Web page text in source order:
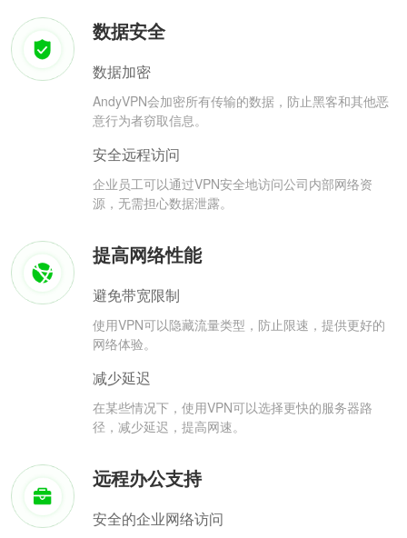
数据安全
数据加密
AndyVPN会加密所有传输的数据，防止黑客和其他恶
意行为者窃取信息。
安全远程访问
企业员工可以通过VPN安全地访问公司内部网络资
源，无需担心数据泄露。
提高网络性能
避免带宽限制
使用VPN可以隐藏流量类型，防止限速，提供更好的
网络体验。
减少延迟
在某些情况下，使用VPN可以选择更快的服务器路
径，减少延迟，提高网速。
远程办公支持
安全的企业网络访问